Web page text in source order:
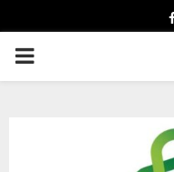
PRIMARY